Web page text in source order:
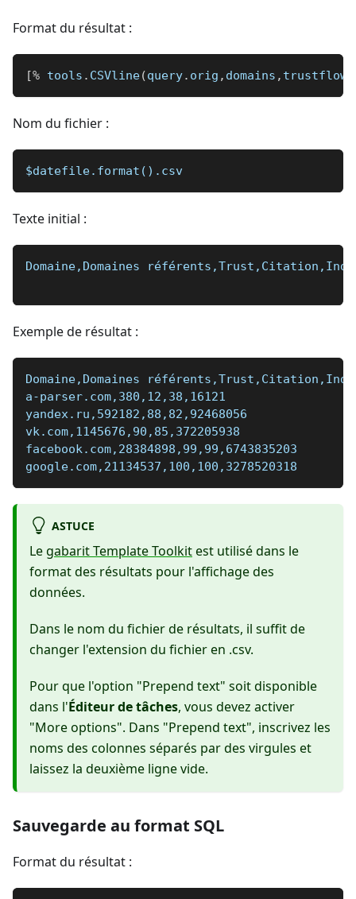
Format du résultat :
[% tools . CSVline(query. orig , domains , trustflow
Nom du fichier :
$datefile.format().csv
Texte initial :
Domaine,Domaines
Exemple de résultat :
Domaine,Domaines
a-parser.com,380,12,38,16121
yandex.ru,592182,88,82,92468056
vk.com,1145676,90,85,372205938
facebook.com,28384898,99,99,6743835203
google.com,21134537,100,100,3278520318
ASTUCE
Le gabarit Template Toolkitest utilisé dans le
format des résultats pour l'affichage des
données.
Dans le nom du fichier de résultats, il suffit de
changer l'extension du fichier en .csv.
Pour que l'option "Prepend text" soit disponible
dans l'Éditeur de tâches, vous devez activer
"More options". Dans "Prepend text", inscrivez les
noms des colonnes séparés par des virgules et
laissez la deuxième ligne vide.
Sauvegarde au format SQL
Format du résultat :